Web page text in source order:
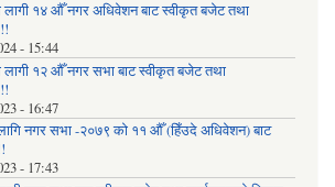
१४ औँ नगर अधिवेशन बाट स्वीकृत बजेट तथा
- 15:44
१२ औँ नगर सभा बाट स्वीकृत बजेट तथा
- 16:47
नगर सभा -२०७९ को ११ औँ (हिँउदे अधिवेशन) बाट
- 17:43